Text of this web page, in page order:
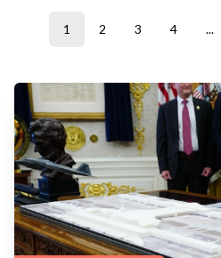
1 2 3 4 ...